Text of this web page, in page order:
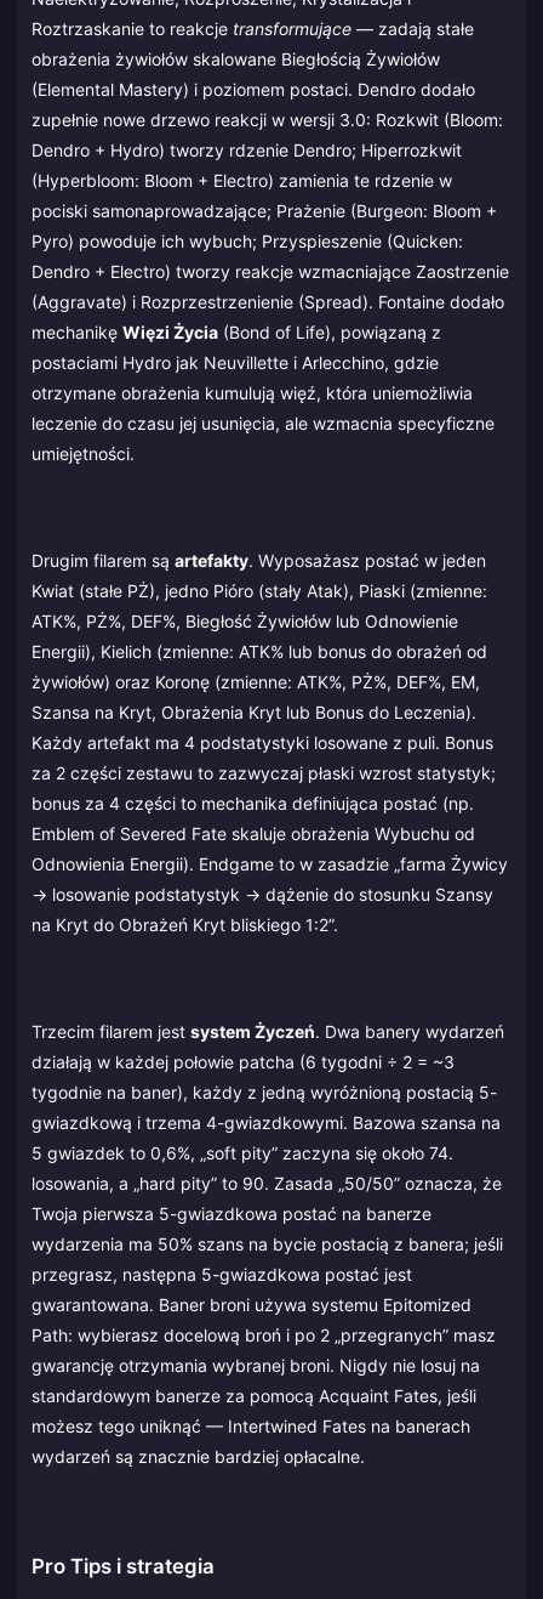
Roztrzaskanie to reakcje transformujące — zadają stałe
obrażenia żywiołów skalowane Biegłością Żywiołów
(Elemental Mastery) i poziomem postaci. Dendro dodało
zupełnie nowe drzewo reakcji w wersji 3.0: Rozkwit (Bloom:
Dendro + Hydro) tworzy rdzenie Dendro; Hiperrozkwit
(Hyperbloom: Bloom + Electro) zamienia te rdzenie w
pociski samonaprowadzające; Prażenie (Burgeon: Bloom +
Pyro) powoduje ich wybuch; Przyspieszenie (Quicken:
Dendro + Electro) tworzy reakcje wzmacniające Zaostrzenie
(Aggravate) i Rozprzestrzenienie (Spread). Fontaine dodało
mechanikę Więzi Życia (Bond of Life), powiązaną z
postaciami Hydro jak Neuvillette i Arlecchino, gdzie
otrzymane obrażenia kumulują więź, która uniemożliwia
leczenie do czasu jej usunięcia, ale wzmacnia specyficzne
umiejętności.
Drugim filarem są artefakty. Wyposażasz postać w jeden
Kwiat (stałe PŻ), jedno Pióro (stały Atak), Piaski (zmienne:
ATK%, PŻ%, DEF%, Biegłość Żywiołów lub Odnowienie
Energii), Kielich (zmienne: ATK% lub bonus do obrażeń od
żywiołów) oraz Koronę (zmienne: ATK%, PŻ%, DEF%, EM,
Szansa na Kryt, Obrażenia Kryt lub Bonus do Leczenia).
Każdy artefakt ma 4 podstatystyki losowane z puli. Bonus
za 2 części zestawu to zazwyczaj płaski wzrost statystyk;
bonus za 4 części to mechanika definiująca postać (np.
Emblem of Severed Fate skaluje obrażenia Wybuchu od
Odnowienia Energii). Endgame to w zasadzie „farma Żywicy
→ losowanie podstatystyk → dążenie do stosunku Szansy
na Kryt do Obrażeń Kryt bliskiego 1:2”.
Trzecim filarem jest system Życzeń. Dwa banery wydarzeń
działają w każdej połowie patcha (6 tygodni ÷ 2 = ~3
tygodnie na baner), każdy z jedną wyróżnioną postacią 5-
gwiazdkową i trzema 4-gwiazdkowymi. Bazowa szansa na
5 gwiazdek to 0,6%, „soft pity” zaczyna się około 74.
losowania, a „hard pity” to 90. Zasada „50/50” oznacza, że
Twoja pierwsza 5-gwiazdkowa postać na banerze
wydarzenia ma 50% szans na bycie postacią z banera; jeśli
przegrasz, następna 5-gwiazdkowa postać jest
gwarantowana. Baner broni używa systemu Epitomized
Path: wybierasz docelową broń i po 2 „przegranych” masz
gwarancję otrzymania wybranej broni. Nigdy nie losuj na
standardowym banerze za pomocą Acquaint Fates, jeśli
możesz tego uniknąć — Intertwined Fates na banerach
wydarzeń są znacznie bardziej opłacalne.
Pro Tips i strategia